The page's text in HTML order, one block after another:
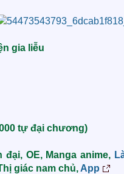
gia liễu
tự đại chương)
đại, OE, Manga anime,
giác nam chủ, App